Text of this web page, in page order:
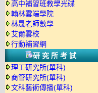
高中補習班教學光碟
翰林雲端學院
林晟老師數學
艾爾雲校
行動補習網
研究所考試
理工研究所(單科)
商管研究所(單科)
文科藝術傳播(單科)